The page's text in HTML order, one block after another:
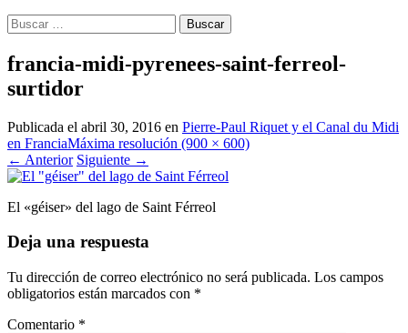
Buscar:
francia-midi-pyrenees-saint-ferreol-
surtidor
Publicada el abril 30, 2016 en Pierre-Paul Riquet y el Canal du Midi
en FranciaMáxima resolución (900 × 600)
← Anterior Siguiente →
El «géiser» del lago de Saint Férreol
Deja una respuesta
Tu dirección de correo electrónico no será publicada. Los campos
obligatorios están marcados con *
Comentario *